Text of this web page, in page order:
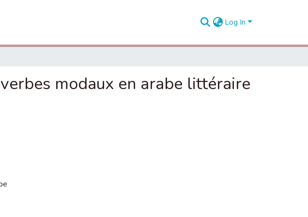
Log In
modaux en arabe littéraire